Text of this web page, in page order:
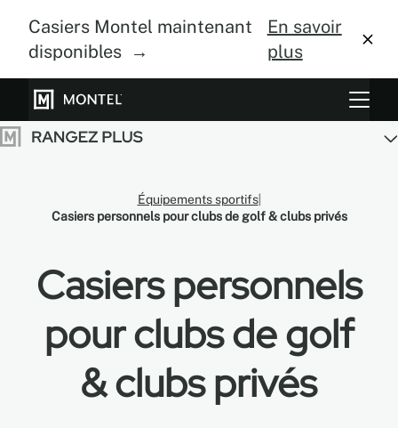
Casiers Montel maintenant
disponibles →
En savoir
plus
Systèmes de rangement
À propos
Blogue
Galerie
Équipements sportifs
Casiers personnels pour clubs de golf & clubs privés
Casiers personnels
pour clubs de golf
& clubs privés